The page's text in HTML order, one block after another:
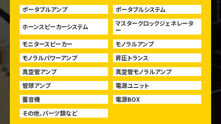
ポータブルアンプ
ポータブルシステム
ホーンスピーカーシステム
マスタークロックジェネレータ
ー
モニタースピーカー
モノラルアンプ
モノラルパワーアンプ
昇圧トランス
真空管アンプ
真空管モノラルアンプ
管球アンプ
電源ユニット
蓄音機
電源BOX
その他、パーツ類など